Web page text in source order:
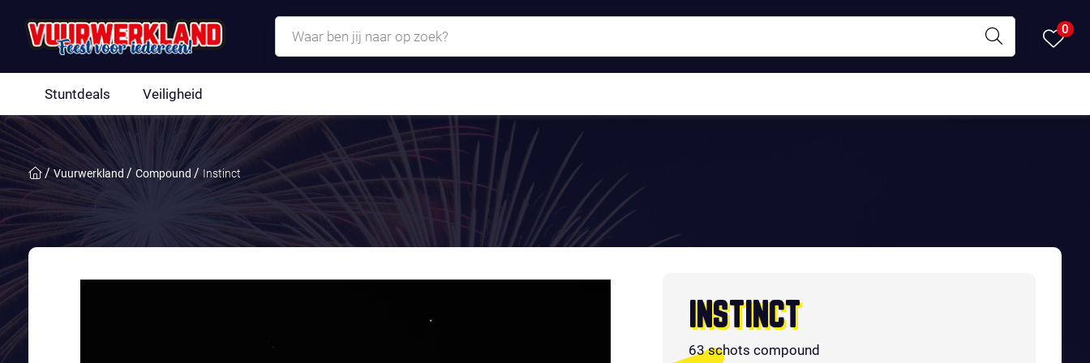
0
Stuntdeals Veiligheid
Vuurwerkland Compound Instinct
INSTINCT
63 schots compound